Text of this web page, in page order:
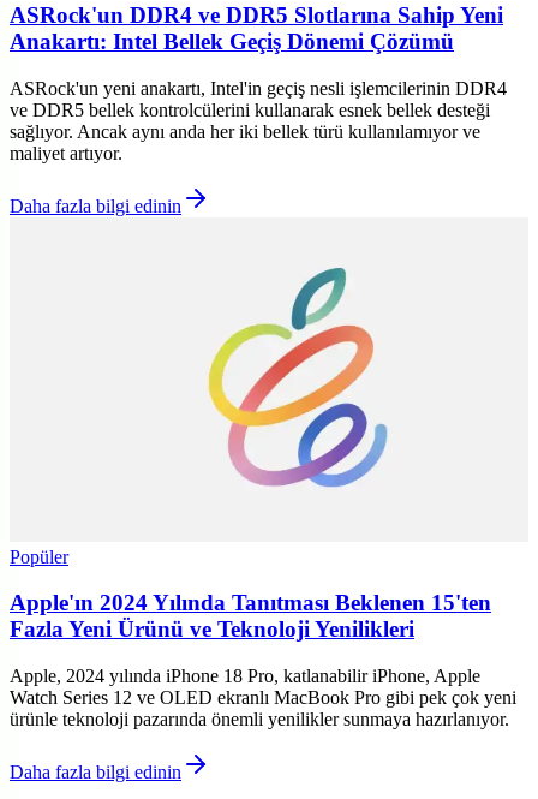
ASRock'un DDR4 ve DDR5 Slotlarına Sahip Yeni
Anakartı: Intel Bellek Geçiş Dönemi Çözümü
ASRock'un yeni anakartı, Intel'in geçiş nesli işlemcilerinin DDR4
ve DDR5 bellek kontrolcülerini kullanarak esnek bellek desteği
sağlıyor. Ancak aynı anda her iki bellek türü kullanılamıyor ve
maliyet artıyor.
Daha fazla bilgi edinin
Popüler
Apple'ın 2024 Yılında Tanıtması Beklenen 15'ten
Fazla Yeni Ürünü ve Teknoloji Yenilikleri
Apple, 2024 yılında iPhone 18 Pro, katlanabilir iPhone, Apple
Watch Series 12 ve OLED ekranlı MacBook Pro gibi pek çok yeni
ürünle teknoloji pazarında önemli yenilikler sunmaya hazırlanıyor.
Daha fazla bilgi edinin